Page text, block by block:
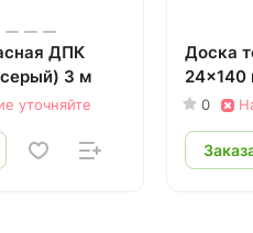
ДПК
3 м
уточняйте
Доска
24x140
0